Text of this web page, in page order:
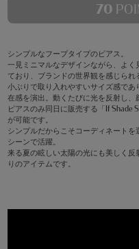
70
シンプルなフープタイプのピアス。
一見ミニマルなデザインながら、よ
ており、ブランドの世界観を感じられ
小ぶりで取り入れやすいサイズ感で
在感を演出。動くたびに光を反射し、
ピアスのみ同日に販売する「If Shade
が可能です。
シンプルだからこそコーディネート
シーンで活躍。
来る夏の眩しい太陽の光にも美しく
りのアイテムです。